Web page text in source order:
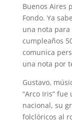
Buenos Aires
Fondo. Ya
una nota para
cumpleaños
comunica
una nota por
Gustavo,
“Arco Iris”
nacional, su
folclóricos al